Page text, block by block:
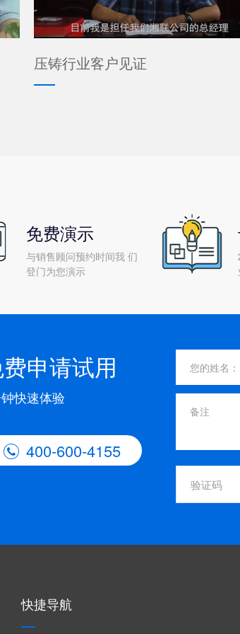
压铸行业客户见证
免费演示
与销售顾问预约时间我 们
登门为您演示
申请试用
快速体验
 400-600-4155
快捷导航